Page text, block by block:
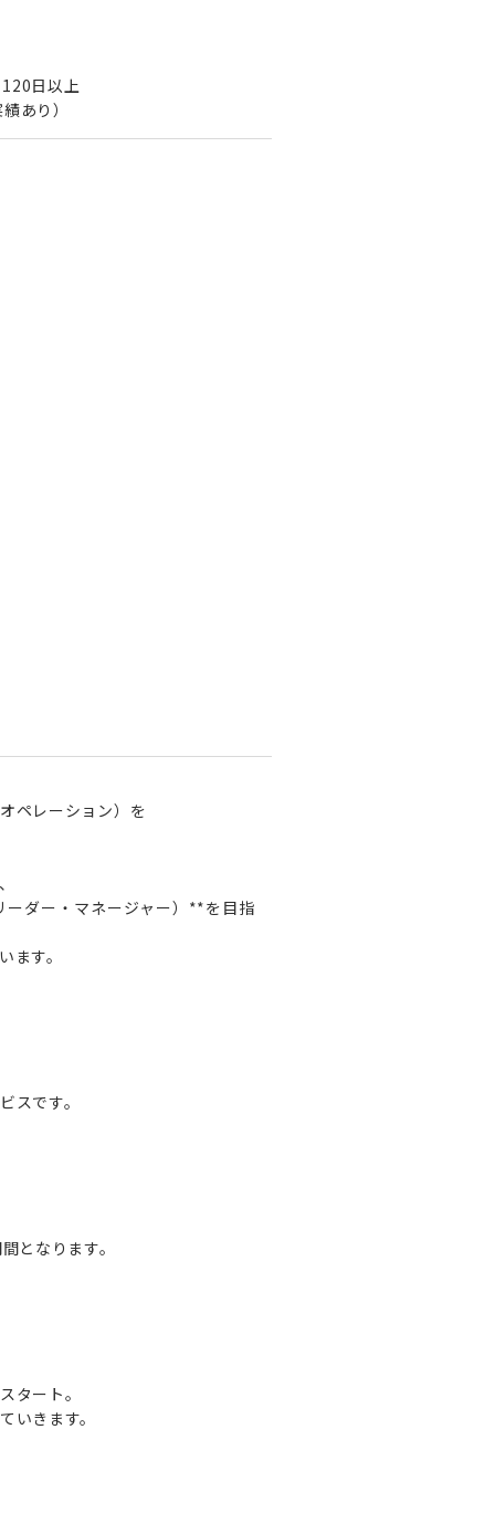
日以上
あり）
ペレーション）を
ダー・マネージャー）**を目指
す。
スです。
となります。
タート。
いきます。